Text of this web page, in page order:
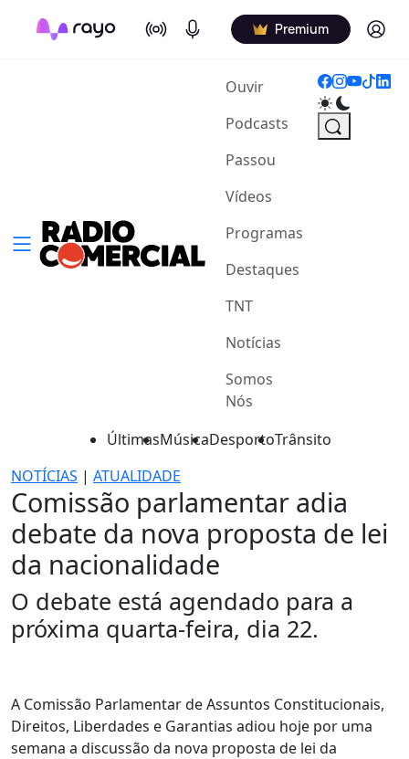
On Air Podcasts Premium Log in
Ouvir(current)
Podcasts
Passou
Vídeos
Programas
Destaques
TNT
Notícias
Somos
Nós
ÚltimasMúsicaDesportoTrânsito
NOTÍCIAS | ATUALIDADE
Comissão parlamentar adia
debate da nova proposta de lei
da nacionalidade
O debate está agendado para a
próxima quarta-feira, dia 22.
A Comissão Parlamentar de Assuntos Constitucionais,
Direitos, Liberdades e Garantias adiou hoje por uma
semana a discussão da nova proposta de lei da